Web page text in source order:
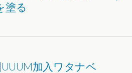
塗る
加入ワタナベ